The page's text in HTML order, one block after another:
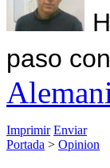
paso
Imprimir Enviar
Portada > Opinion